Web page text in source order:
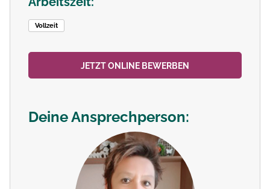
Vollzeit
JETZT ONLINE BEWERBEN
Deine Ansprechperson: